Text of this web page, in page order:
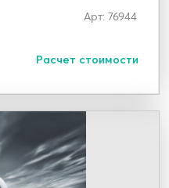
Арт: 76944
Расчет стоимости